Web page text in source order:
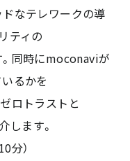
なテレワークの導
ティの
同時にmoconaviが
るかを
ロトラストと
します。
分）